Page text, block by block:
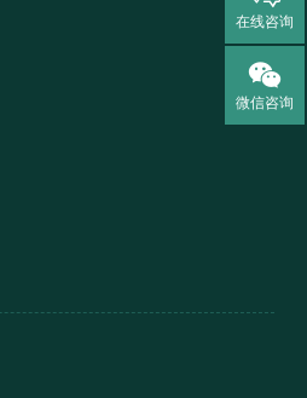
在线咨询
微信咨询